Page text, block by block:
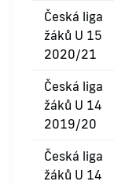
Česká liga
žáků U 15
2020/21
Česká liga
žáků U 14
2019/20
Česká liga
žáků U 14